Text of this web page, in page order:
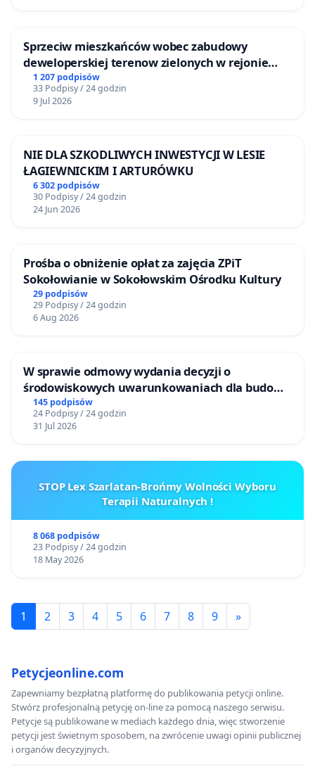
Sprzeciw mieszkańców wobec zabudowy
deweloperskiej terenow zielonych w rejonie
Bulwarów Straceńskich w Bielsku-Białej
1 207 podpisów
33 Podpisy / 24 godzin
9 Jul 2026
NIE DLA SZKODLIWYCH INWESTYCJI W LESIE
ŁAGIEWNICKIM I ARTURÓWKU
6 302 podpisów
30 Podpisy / 24 godzin
24 Jun 2026
Prośba o obniżenie opłat za zajęcia ZPiT
Sokołowianie w Sokołowskim Ośrodku Kultury
29 podpisów
29 Podpisy / 24 godzin
6 Aug 2026
W sprawie odmowy wydania decyzji o
środowiskowych uwarunkowaniach dla budowy
zakładu wytwarzania biometanu „Krynki” w
Ostrowiu Południowym oraz ochrony
mieszkańców i Puszczy Knyszyńskiej
145 podpisów
24 Podpisy / 24 godzin
31 Jul 2026
STOP Lex Szarlatan-Brońmy Wolności Wyboru
Terapii Naturalnych !
8 068 podpisów
23 Podpisy / 24 godzin
18 May 2026
1 2 3 4 5 6 7 8 9 »
Petycjeonline.com
Zapewniamy bezpłatną platformę do publikowania petycji online.
Stwórz profesjonalną petycję on-line za pomocą naszego serwisu.
Petycje są publikowane w mediach każdego dnia, więc stworzenie
petycji jest świetnym sposobem, na zwrócenie uwagi opinii publicznej
i organów decyzyjnych.